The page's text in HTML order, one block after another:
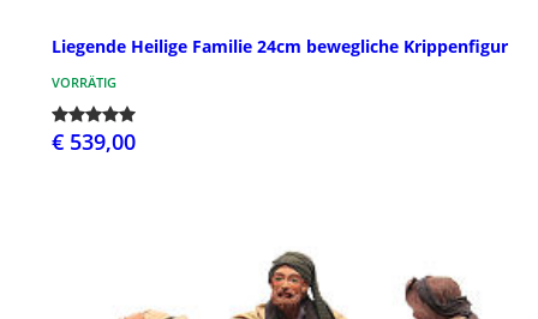
Liegende Heilige Familie 24cm bewegliche Krippenfigur
VORRÄTIG
€ 539,00